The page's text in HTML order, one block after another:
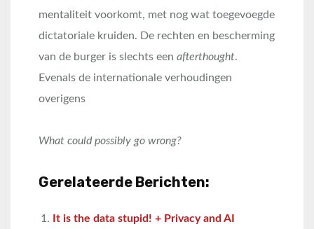
mentaliteit voorkomt, met nog wat toegevoegde
dictatoriale kruiden. De rechten en bescherming
van de burger is slechts een afterthought.
Evenals de internationale verhoudingen
overigens
What could possibly go wrong?
Gerelateerde Berichten:
It is the data stupid! + Privacy and AI